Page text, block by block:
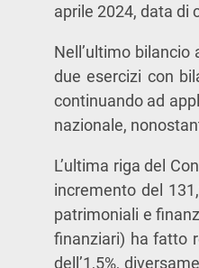
aprile 2024, data di
Nell’ultimo bilancio
due esercizi con
continuando ad
nazionale,
L’ultima riga del
incremento del
patrimoniali e
finanziari) ha fatto
dell’1,5%,